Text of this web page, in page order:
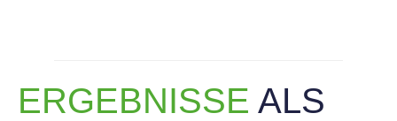
ERGEBNISSE ALS